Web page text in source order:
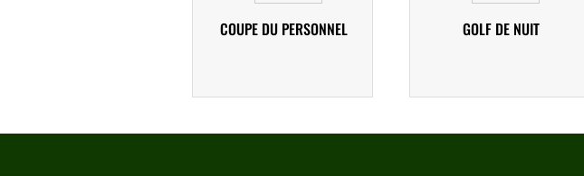
COUPE DU PERSONNEL GOLF DE NUIT